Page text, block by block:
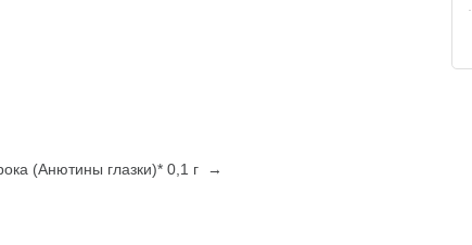
(Анютины глазки)* 0,1 г →